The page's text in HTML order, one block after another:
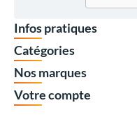
Infos pratiques
Catégories
Nos marques
Votre compte